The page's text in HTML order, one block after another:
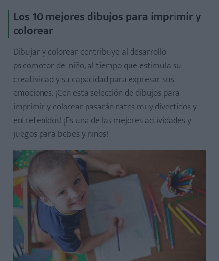
Los 10 mejores dibujos para imprimir y
colorear
Dibujar y colorear contribuye al desarrollo
psicomotor del niño, al tiempo que estimula su
creatividad y su capacidad para expresar sus
emociones. ¡Con esta selección de dibujos para
imprimir y colorear pasarán ratos muy divertidos y
entretenidos! ¡Es una de las mejores actividades y
juegos para bebés y niños!